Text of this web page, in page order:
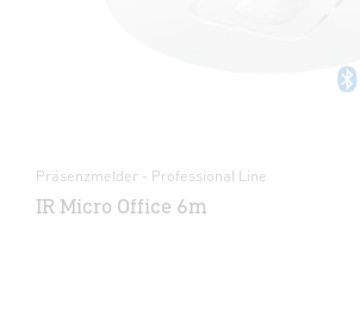
Präsenzmelder - Professional Line
IR Micro Office 6m